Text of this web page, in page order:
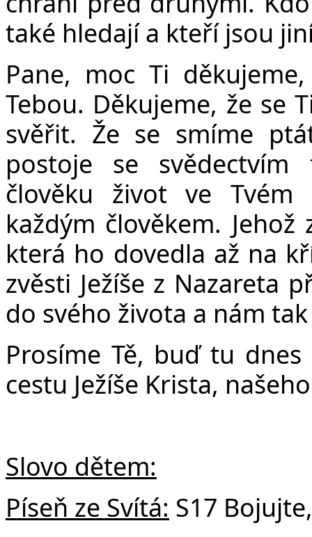
také hledají a kteří jsou
Pane, moc Ti
Tebou. Děkujeme, že se
svěřit. Že se smíme
postoje se
člověku život ve Tvém
každým člověkem.
která ho dovedla až na
zvěsti Ježíše z Nazareta
do svého života a nám
Prosíme Tě, buď tu
cestu Ježíše Krista,
Slovo dětem:
Píseň ze Svítá: S17